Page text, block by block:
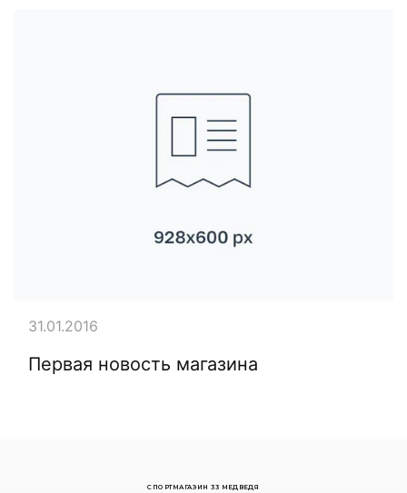
Первая новость магазина
31.01.2016
СПОРТМАГАЗИН 33 МЕДВЕДЯ